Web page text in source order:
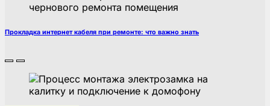
Прокладка интернет кабеля при ремонте: что важно знать